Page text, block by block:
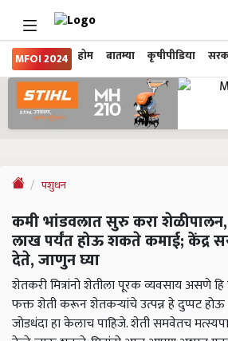
MFOI 2024 होम बातम्या कृषीपीडिया
पशुधन
कमी भांडवलात सुरु करा शेळीपालन,
लाख पर्यंत होऊ शकते कमाई; केंद्र
देते, जाणुन घ्या
शेतकरी मित्रांनो शेतीला पूरक व्यवसाय असणे
फक्त शेती करून शेतकऱ्यांचे उत्पन्न हे दुप्पट होऊ
जोडधंदा हा केलाच पाहिजे. शेती समवेतच